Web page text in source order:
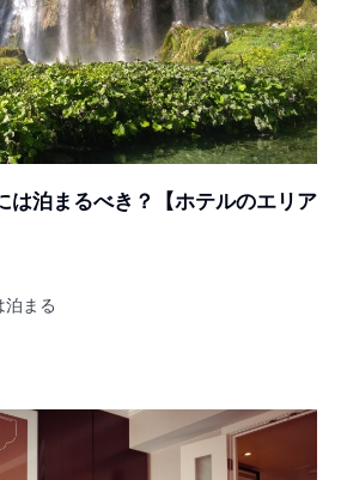
は泊まるべき？【ホテルのエリア
泊まる